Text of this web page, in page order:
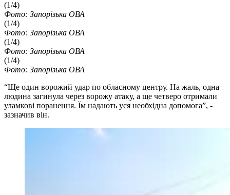
(1/4)
Фото: Запорізька ОВА
(1/4)
Фото: Запорізька ОВА
(1/4)
Фото: Запорізька ОВА
(1/4)
Фото: Запорізька ОВА
“Ще один ворожий удар по обласному центру. На жаль, одна
людина загинула через ворожу атаку, а ще четверо отримали
уламкові поранення. Їм надають уся необхідна допомога”, -
зазначив він.